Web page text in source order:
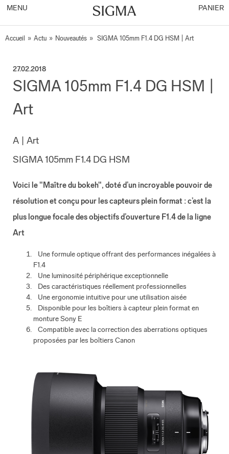
MENU PANIER
Accueil » Actu » Nouveautés » SIGMA 105mm F1.4 DG HSM | Art
27.02.2018
SIGMA 105mm F1.4 DG HSM |
Art
A | Art
SIGMA 105mm F1.4 DG HSM
Voici le "Maître du bokeh", doté d’un incroyable pouvoir de
résolution et conçu pour les capteurs plein format : c’est la
plus longue focale des objectifs d’ouverture F1.4 de la ligne
Art
Une formule optique offrant des performances inégalées à
F1.4
Une luminosité périphérique exceptionnelle
Des caractéristiques réellement professionnelles
Une ergonomie intuitive pour une utilisation aisée
Disponible pour les boîtiers à capteur plein format en
monture Sony E
Compatible avec la correction des aberrations optiques
proposées par les boîtiers Canon